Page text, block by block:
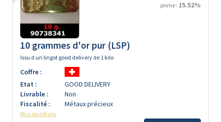
prime : 15.52%
10 grammes d'or pur (LSP)
Issu d un lingot good delivery de 1 kilo
Coffre :
Etat :
GOOD DELIVERY
Livrable :
Non
Fiscalité :
Métaux précieux
Plus de détails